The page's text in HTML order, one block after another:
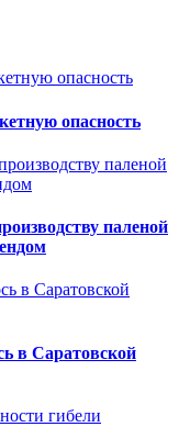
опасность
паленой
в Саратовской